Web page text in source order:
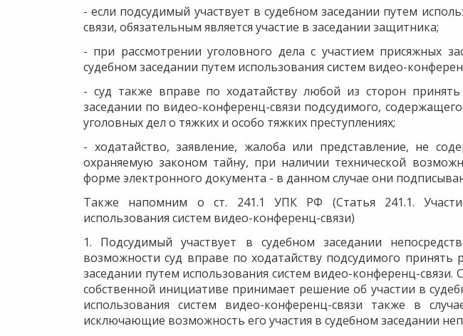
- если подсудимый участвует в судебном заседании путем
связи, обязательным является участие в заседании защитника;
- при рассмотрении уголовного дела с участием присяжных
судебном заседании путем использования систем видео-
- суд также вправе по ходатайству любой из сторон
заседании по видео-конференц-связи подсудимого,
уголовных дел о тяжких и особо тяжких преступлениях;
- ходатайство, заявление, жалоба или представление, не
охраняемую законом тайну, при наличии технической
форме электронного документа - в данном случае они
Также напомним о ст. 241.1 УПК РФ (Статья 241.1.
использования систем видео-конференц-связи)
1. Подсудимый участвует в судебном заседании
возможности суд вправе по ходатайству подсудимого принять
заседании путем использования систем видео-конференц-связи.
собственной инициативе принимает решение об участии в
использования систем видео-конференц-связи также в
исключающие возможность его участия в судебном заседании